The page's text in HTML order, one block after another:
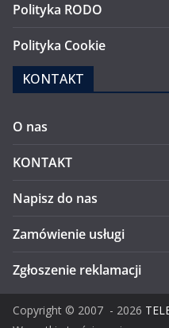
Polityka RODO
Polityka Cookie
KONTAKT
O nas
KONTAKT
Napisz do nas
Zamówienie usługi
Zgłoszenie reklamacji
Copyright © 2007 - 2026